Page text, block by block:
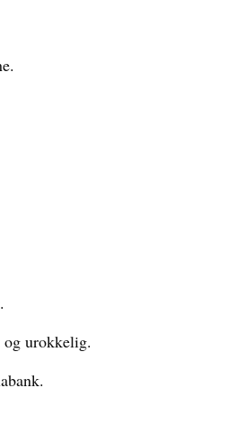
urokkelig.